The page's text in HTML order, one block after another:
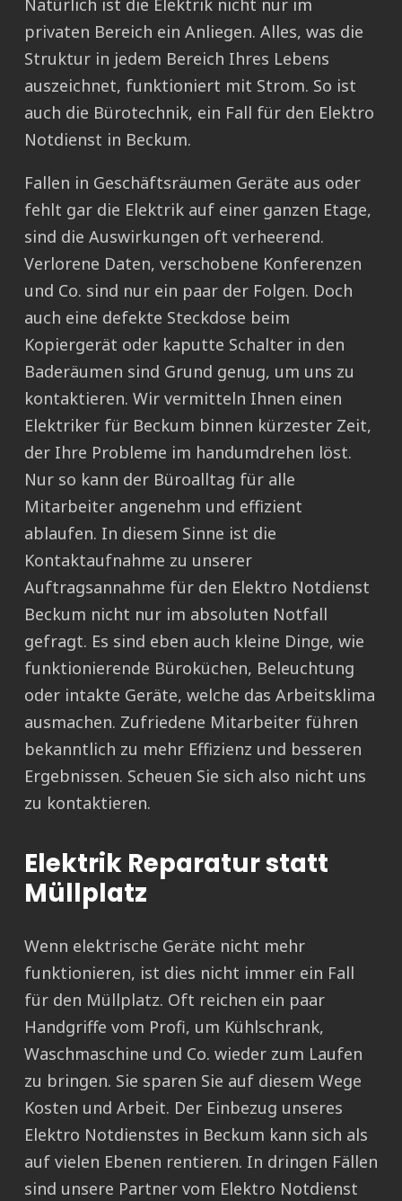
Natürlich ist die Elektrik nicht nur im
privaten Bereich ein Anliegen. Alles, was die
Struktur in jedem Bereich Ihres Lebens
auszeichnet, funktioniert mit Strom. So ist
auch die Bürotechnik, ein Fall für den Elektro
Notdienst in Beckum.
Fallen in Geschäftsräumen Geräte aus oder
fehlt gar die Elektrik auf einer ganzen Etage,
sind die Auswirkungen oft verheerend.
Verlorene Daten, verschobene Konferenzen
und Co. sind nur ein paar der Folgen. Doch
auch eine defekte Steckdose beim
Kopiergerät oder kaputte Schalter in den
Baderäumen sind Grund genug, um uns zu
kontaktieren. Wir vermitteln Ihnen einen
Elektriker für Beckum binnen kürzester Zeit,
der Ihre Probleme im handumdrehen löst.
Nur so kann der Büroalltag für alle
Mitarbeiter angenehm und effizient
ablaufen. In diesem Sinne ist die
Kontaktaufnahme zu unserer
Auftragsannahme für den Elektro Notdienst
Beckum nicht nur im absoluten Notfall
gefragt. Es sind eben auch kleine Dinge, wie
funktionierende Büroküchen, Beleuchtung
oder intakte Geräte, welche das Arbeitsklima
ausmachen. Zufriedene Mitarbeiter führen
bekanntlich zu mehr Effizienz und besseren
Ergebnissen. Scheuen Sie sich also nicht uns
zu kontaktieren.
Elektrik Reparatur statt
Müllplatz
Wenn elektrische Geräte nicht mehr
funktionieren, ist dies nicht immer ein Fall
für den Müllplatz. Oft reichen ein paar
Handgriffe vom Profi, um Kühlschrank,
Waschmaschine und Co. wieder zum Laufen
zu bringen. Sie sparen Sie auf diesem Wege
Kosten und Arbeit. Der Einbezug unseres
Elektro Notdienstes in Beckum kann sich als
auf vielen Ebenen rentieren. In dringen Fällen
sind unsere Partner vom Elektro Notdienst